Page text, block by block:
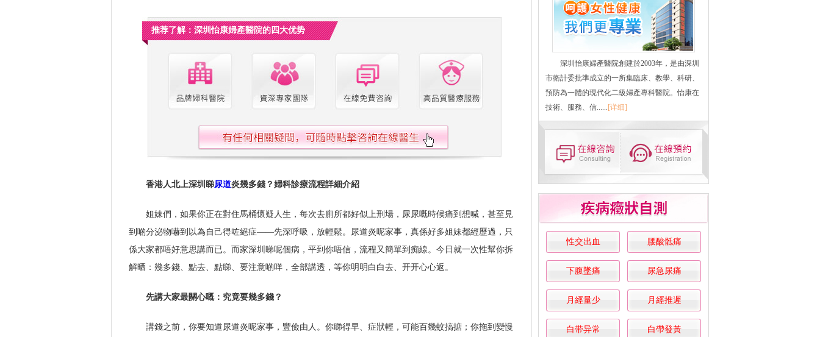
推荐了解：深圳怡康婦產醫院的四大优势
香港人北上深圳睇尿道炎幾多錢？婦科診療流程詳細介紹
姐妹們，如果你正在對住馬桶懷疑人生，每次去廁所都好似上刑場，尿尿嘅時候痛到想喊，甚至見
到啲分泌物嚇到以為自己得咗絕症——先深呼吸，放輕鬆。尿道炎呢家事，真係好多姐妹都經歷過，只
係大家都唔好意思講而已。而家深圳睇呢個病，平到你唔信，流程又簡單到痴線。今日就一次性幫你拆
解晒：幾多錢、點去、點睇、要注意啲咩，全部講透，等你明明白白去、开开心心返。
先講大家最關心嘅：究竟要幾多錢？
講錢之前，你要知道尿道炎呢家事，豐儉由人。你睇得早、症狀輕，可能百幾蚊搞掂；你拖到變慢
深圳怡康婦產醫院創建於2003年，是由深圳
市衛計委批準成立的一所集臨床、教學、科研、
預防為一體的現代化二級婦產專科醫院。怡康在
技術、服務、信...... [详细]
性交出血 腰酸骶痛
下腹墜痛 尿急尿痛
月經量少 月經推遲
白带异常 白帶發黃